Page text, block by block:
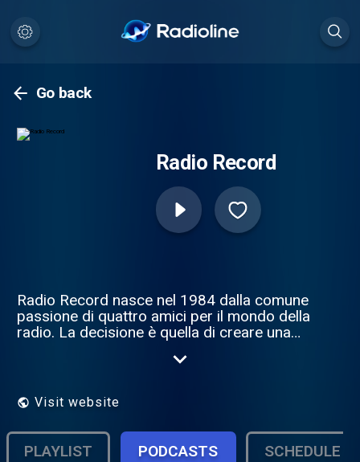
Go back
Radio Record
Radio Record nasce nel 1984 dalla comune
passione di quattro amici per il mondo della
radio. La decisione è quella di creare una
sorta di “colonna sonora” senza speaker in
una gestione totalmente computerizzata.
Visit website
PLAYLIST PODCASTS SCHEDULE